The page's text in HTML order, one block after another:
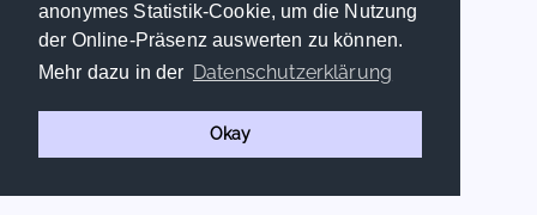
anonymes Statistik-Cookie, um die Nutzung
der Online-Präsenz auswerten zu können.
Mehr dazu in der Datenschutzerklärung
Okay